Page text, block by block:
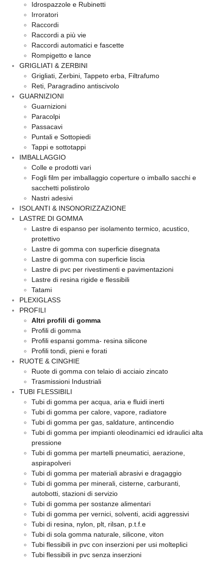
Idrospazzole e Rubinetti
Irroratori
Raccordi
Raccordi a più vie
Raccordi automatici e fascette
Rompigetto e lance
GRIGLIATI & ZERBINI
Grigliati, Zerbini, Tappeto erba, Filtrafumo
Reti, Paragradino antiscivolo
GUARNIZIONI
Guarnizioni
Paracolpi
Passacavi
Puntali e Sottopiedi
Tappi e sottotappi
IMBALLAGGIO
Colle e prodotti vari
Fogli film per imballaggio coperture o imballo sacchi e
sacchetti polistirolo
Nastri adesivi
ISOLANTI & INSONORIZZAZIONE
LASTRE DI GOMMA
Lastre di espanso per isolamento termico, acustico,
protettivo
Lastre di gomma con superficie disegnata
Lastre di gomma con superficie liscia
Lastre di pvc per rivestimenti e pavimentazioni
Lastre di resina rigide e flessibili
Tatami
PLEXIGLASS
PROFILI
Altri profili di gomma
Profili di gomma
Profili espansi gomma- resina silicone
Profili tondi, pieni e forati
RUOTE & CINGHIE
Ruote di gomma con telaio di acciaio zincato
Trasmissioni Industriali
TUBI FLESSIBILI
Tubi di gomma per acqua, aria e fluidi inerti
Tubi di gomma per calore, vapore, radiatore
Tubi di gomma per gas, saldature, antincendio
Tubi di gomma per impianti oleodinamici ed idraulici alta
pressione
Tubi di gomma per martelli pneumatici, aerazione,
aspirapolveri
Tubi di gomma per materiali abrasivi e dragaggio
Tubi di gomma per minerali, cisterne, carburanti,
autobotti, stazioni di servizio
Tubi di gomma per sostanze alimentari
Tubi di gomma per vernici, solventi, acidi aggressivi
Tubi di resina, nylon, plt, rilsan, p.t.f.e
Tubi di sola gomma naturale, silicone, viton
Tubi flessibili in pvc con inserzioni per usi molteplici
Tubi flessibili in pvc senza inserzioni